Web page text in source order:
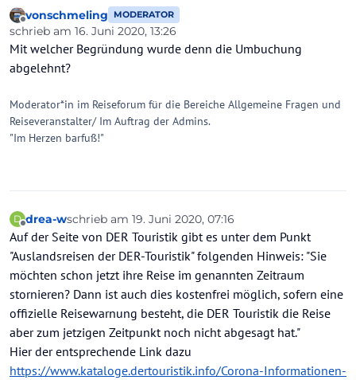
Offline
vonschmeling MODERATOR
schrieb am 16. Juni 2020, 13:26
zuletzt editiert von
Mit welcher Begründung wurde denn die Umbuchung
abgelehnt?
Moderator*in im Reiseforum für die Bereiche Allgemeine Fragen und
Reiseveranstalter/ Im Auftrag der Admins.
"Im Herzen barfuß!"
D
Offline
drea-wschrieb am 19. Juni 2020, 07:16
zuletzt editiert von
Auf der Seite von DER Touristik gibt es unter dem Punkt
"Auslandsreisen der DER-Touristik" folgenden Hinweis: "Sie
möchten schon jetzt ihre Reise im genannten Zeitraum
stornieren? Dann ist auch dies kostenfrei möglich, sofern eine
offizielle Reisewarnung besteht, die DER Touristik die Reise
aber zum jetzigen Zeitpunkt noch nicht abgesagt hat."
Hier der entsprechende Link dazu
https://www.kataloge.dertouristik.info/Corona-Informationen-